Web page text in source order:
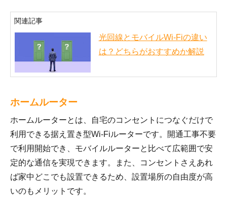
関連記事
光回線とモバイルWi-Fiの違い
は？どちらがおすすめか解説
ホームルーター
ホームルーターとは、自宅のコンセントにつなぐだけで
利用できる据え置き型Wi-Fiルーターです。開通工事不要
で利用開始でき、モバイルルーターと比べて広範囲で安
定的な通信を実現できます。また、コンセントさえあれ
ば家中どこでも設置できるため、設置場所の自由度が高
いのもメリットです。